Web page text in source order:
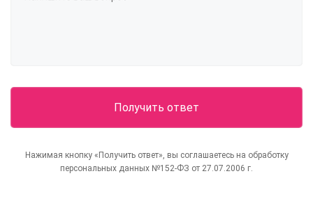
Нажимая кнопку «Получить ответ», вы соглашаетесь на обработку
персональных данных №152-ФЗ от 27.07.2006 г.